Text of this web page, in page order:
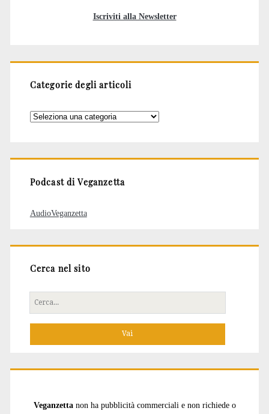
Iscriviti alla Newsletter
Categorie degli articoli
Categorie
Podcast di Veganzetta
AudioVeganzetta
Cerca nel sito
Cerca
per:
Veganzetta non ha pubblicità commerciali e non richiede o